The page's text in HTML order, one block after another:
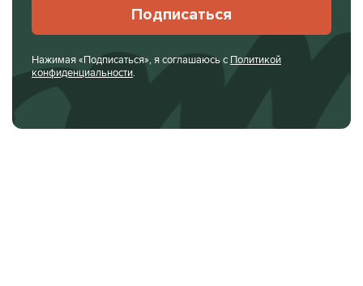
Подписаться
Нажимая «Подписаться», я соглашаюсь с Политикой
конфиденциальности.